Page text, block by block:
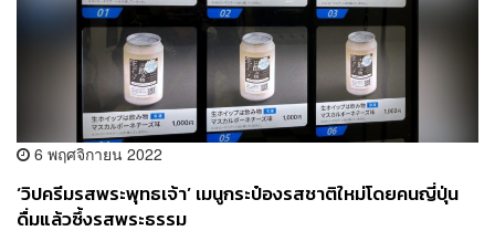
6 พฤศจิกายน 2022
‘วิปครีมรสพระพุทธเจ้า’ เมนูกระป๋องรสชาติใหม่โดยคนญี่ปุ่น
ดื่มแล้วซึ้งรสพระธรรม